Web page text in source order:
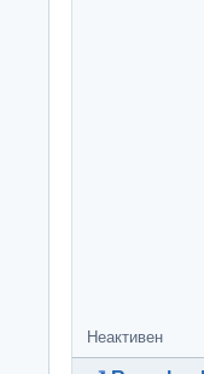
Неактивен